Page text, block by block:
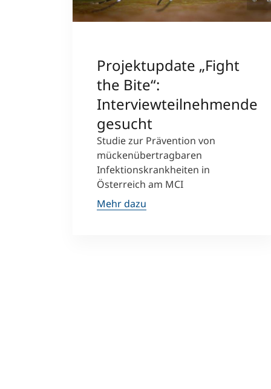
Projektupdate „Fight
the Bite“:
Interviewteilnehmende
gesucht
Studie zur Prävention von
mückenübertragbaren
Infektionskrankheiten in
Österreich am MCI
Mehr dazu